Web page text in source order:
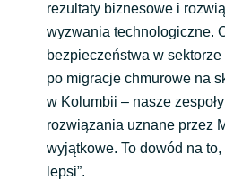
Middle
Norway
rezultaty biznesowe i
wyzwania technologiczne.
bezpieczeństwa w sektorze
po migracje chmurowe na
w Kolumbii – nasze
rozwiązania uznane przez
wyjątkowe. To dowód na to,
lepsi”.